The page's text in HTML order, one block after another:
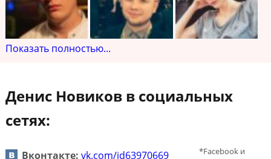
Показать полностью...
Денис Новиков в социальных
сетях:
Вконтакте: vk.com/id63970669
*Facebook и